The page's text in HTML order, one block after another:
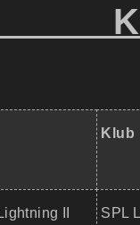
Klub
II SPL